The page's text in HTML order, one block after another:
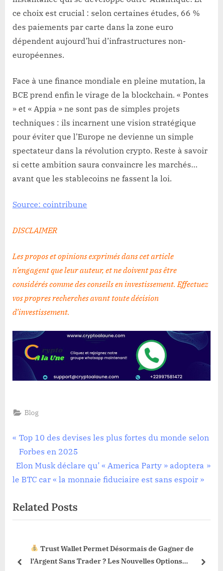
ce choix est crucial : selon certaines études, 66 %
des paiements par carte dans la zone euro
dépendent aujourd’hui d’infrastructures non-
européennes.
Face à une finance mondiale en pleine mutation, la
BCE prend enfin le virage de la blockchain. « Pontes
» et « Appia » ne sont pas de simples projets
techniques : ils incarnent une vision stratégique
pour éviter que l’Europe ne devienne un simple
spectateur dans la révolution crypto. Reste à savoir
si cette ambition saura convaincre les marchés…
avant que les stablecoins ne fassent la loi.
Source: cointribune
DISCLAIMER
Les propos et opinions exprimés dans cet article
n’engagent que leur auteur, et ne doivent pas être
considérés comme des conseils en investissement. Effectuez
vos propres recherches avant toute décision
d’investissement.
Blog
Navigation
de
l’article
P
r
e
v
o
u
o
Top 10 des devises les plus fortes du monde selon
Forbes en 2025
N
e
t
P
t
Elon Musk déclare qu’ « America Party » adoptera
le BTC car « la monnaie fiduciaire est sans espoir »
Related Posts
Wallet Permet Désormais de Gagner de
Sans Trader ? Les Nouvelles Options
La
Web3 :
prev next